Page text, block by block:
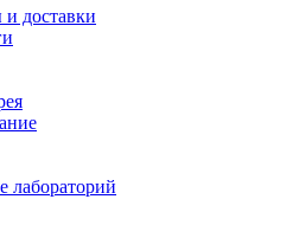
доставки
лабораторий